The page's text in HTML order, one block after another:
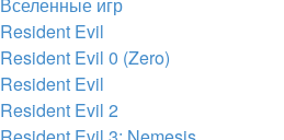
Вселенные игр
Resident Evil
Resident Evil 0 (Zero)
Resident Evil
Resident Evil 2